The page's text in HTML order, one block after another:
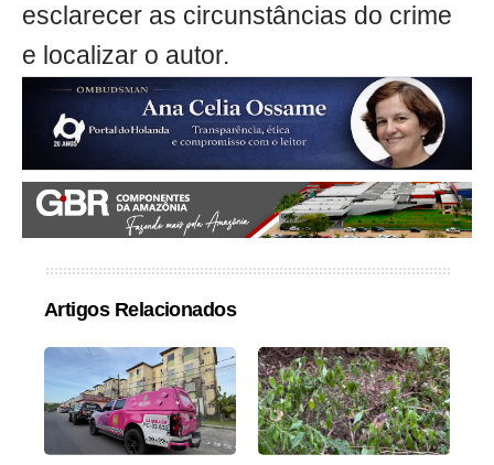
esclarecer as circunstâncias do crime
e localizar o autor.
Artigos Relacionados